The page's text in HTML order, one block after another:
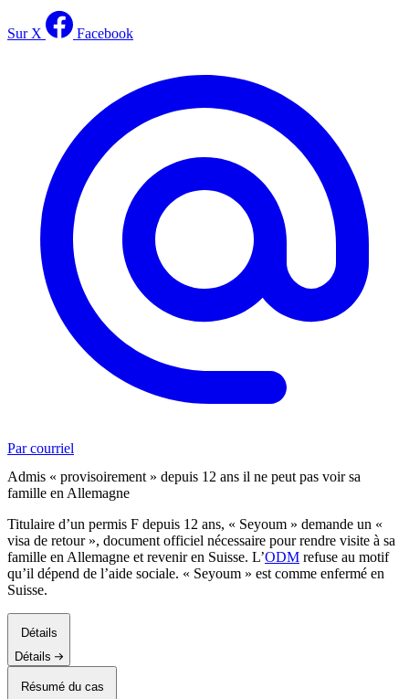
Sur X Facebook
Par courriel
Admis « provisoirement » depuis 12 ans il ne peut pas voir sa
famille en Allemagne
Titulaire d’un permis F depuis 12 ans, « Seyoum » demande un «
visa de retour », document officiel nécessaire pour rendre visite à sa
famille en Allemagne et revenir en Suisse. L’ODM refuse au motif
qu’il dépend de l’aide sociale. « Seyoum » est comme enfermé en
Suisse.
Détails
Détails
Résumé du cas